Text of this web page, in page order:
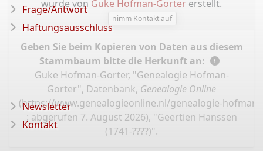
wurde von Guke Hofman-Gorter erstellt.
nimm Kontakt auf
Geben Sie beim Kopieren von Daten aus diesem
Stammbaum bitte die Herkunft an:
Guke Hofman-Gorter, "Genealogie Hofman-
Gorter", Datenbank, Genealogie Online
(https://www.genealogieonline.nl/genealogie-
: abgerufen 7. August 2026), "Geertien Hanssen
(1741-????)".
Frage/Antwort
Haftungsausschluss
Newsletter
Kontakt